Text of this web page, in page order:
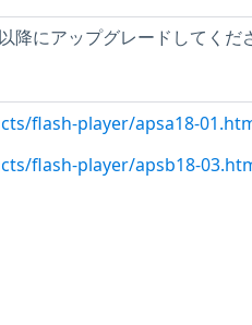
にアップグレードしてくだ
flash-player/apsa18-
flash-player/apsb18-